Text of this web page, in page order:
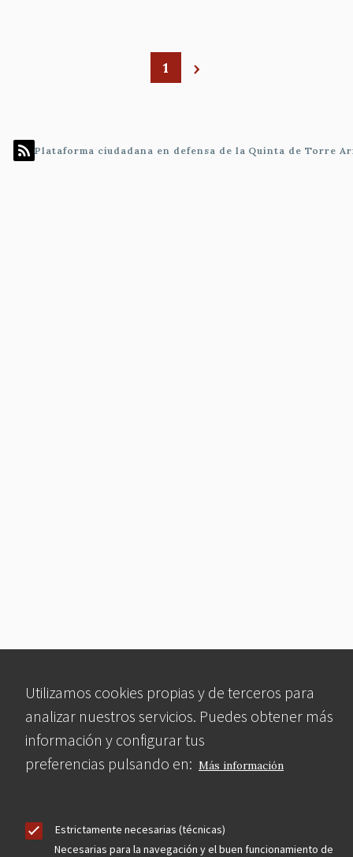
Utilizamos cookies propias y de terceros para
analizar nuestros servicios. Puedes obtener más
información y configurar tus
preferencias pulsando en: Más información
Estrictamente necesarias (técnicas)
Necesarias para la navegación y el buen funcionamiento de
1
Plataforma ciudadana en defensa de la Quinta de Torre